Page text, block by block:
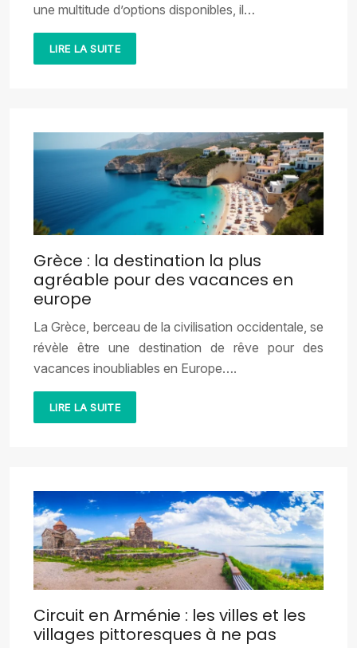
une multitude d’options disponibles, il…
LIRE LA SUITE
Grèce : la destination la plus
agréable pour des vacances en
europe
La Grèce, berceau de la civilisation occidentale, se
révèle être une destination de rêve pour des
vacances inoubliables en Europe….
LIRE LA SUITE
Circuit en Arménie : les villes et les
villages pittoresques à ne pas